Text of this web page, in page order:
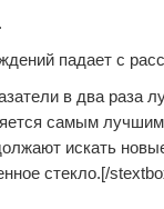
падает с
в два раза
самым
искать
стекло.[/